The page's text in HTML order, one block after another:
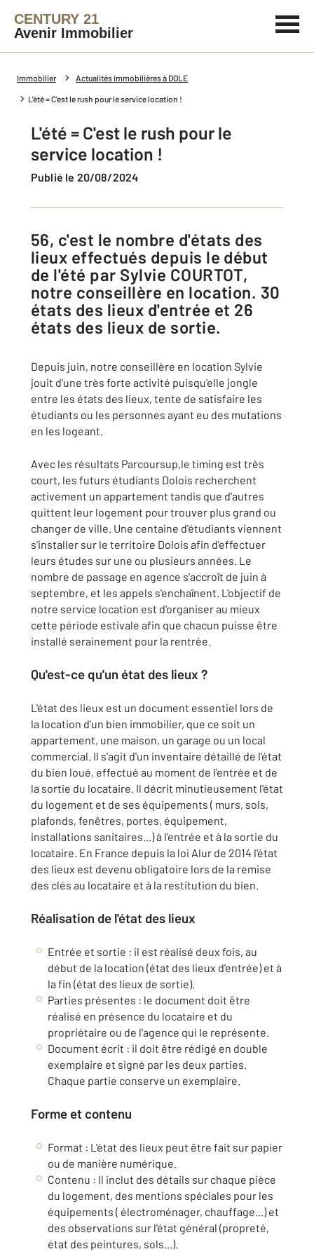
CENTURY 21
Avenir Immobilier
Immobilier Actualités immobilières à DOLE
L'été = C'est le rush pour le service location !
L'été = C'est le rush pour le
service location !
Publié le 20/08/2024
56, c'est le nombre d'états des
lieux effectués depuis le début
de l'été par Sylvie COURTOT,
notre conseillère en location. 30
états des lieux d'entrée et 26
états des lieux de sortie.
Depuis juin, notre conseillère en location Sylvie
jouit d'une très forte activité puisqu'elle jongle
entre les états des lieux, tente de satisfaire les
étudiants ou les personnes ayant eu des mutations
en les logeant.
Avec les résultats Parcoursup,le timing est très
court, les futurs étudiants Dolois recherchent
activement un appartement tandis que d'autres
quittent leur logement pour trouver plus grand ou
changer de ville. Une centaine d'étudiants viennent
s'installer sur le territoire Dolois afin d'effectuer
leurs études sur une ou plusieurs années. Le
nombre de passage en agence s'accroît de juin à
septembre, et les appels s'enchaînent. L'objectif de
notre service location est d'organiser au mieux
cette période estivale afin que chacun puisse être
installé serainement pour la rentrée.
Qu'est-ce qu'un état des lieux ?
L'état des lieux est un document essentiel lors de
la location d'un bien immobilier, que ce soit un
appartement, une maison, un garage ou un local
commercial. Il s'agit d'un inventaire détaillé de l'état
du bien loué, effectué au moment de l'entrée et de
la sortie du locataire. Il décrit minutieusement l'état
du logement et de ses équipements ( murs, sols,
plafonds, fenêtres, portes, équipement,
installations sanitaires...) à l'entrée et à la sortie du
locataire. En France depuis la loi Alur de 2014 l'état
des lieux est devenu obligatoire lors de la remise
des clés au locataire et à la restitution du bien.
Réalisation de l'état des lieux
Entrée et sortie : il est réalisé deux fois, au
début de la location (état des lieux d'entrée) et à
la fin (état des lieux de sortie).
Parties présentes : le document doit être
réalisé en présence du locataire et du
propriétaire ou de l'agence qui le représente.
Document écrit : il doit être rédigé en double
exemplaire et signé par les deux parties.
Chaque partie conserve un exemplaire.
Forme et contenu
Format : L'état des lieux peut être fait sur papier
ou de manière numérique.
Contenu : Il inclut des détails sur chaque pièce
du logement, des mentions spéciales pour les
équipements ( électroménager, chauffage...) et
des observations sur l'état général (propreté,
état des peintures, sols...).